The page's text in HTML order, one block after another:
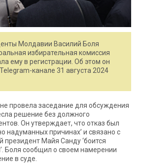
Молдавии Василий Боля
избирательная комиссия
ему в регистрации. Об этом он
канале 31 августа 2024
провела заседание для обсуждения
решение без должного
Он утверждает, что отказ был
надуманных причинах’ и связано с
президент Майя Санду ‘боится
Боля сообщил о своем намерении
в суде.